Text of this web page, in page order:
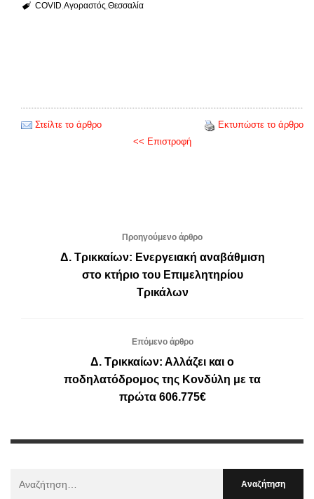
COVID Αγοραστός Θεσσαλία
Στείλτε το άρθρο
Εκτυπώστε το άρθρο
<< Επιστροφή
Προηγούμενο άρθρο
Δ. Τρικκαίων: Ενεργειακή αναβάθμιση
στο κτήριο του Επιμελητηρίου
Τρικάλων
Επόμενο άρθρο
Δ. Τρικκαίων: Αλλάζει και ο
ποδηλατόδρομος της Κονδύλη με τα
πρώτα 606.775€